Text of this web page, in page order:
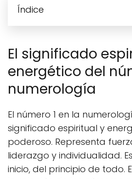
Índice
El significado
energético del
numerología
El número 1 en la
significado espiritual y
poderoso. Representa
liderazgo y individualidad.
inicio, del principio de todo.